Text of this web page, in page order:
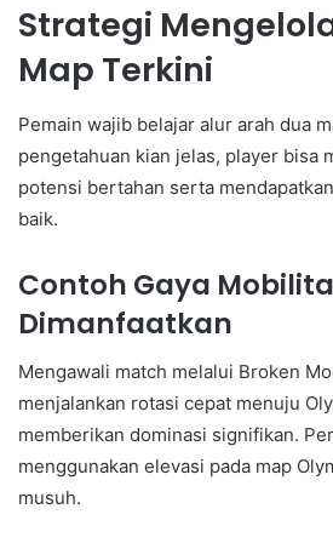
Strategi
Map Terkini
Pemain wajib belajar alur arah dua
pengetahuan kian jelas, player bisa
potensi bertahan serta
baik.
Contoh Gaya
Dimanfaatkan
Mengawali match melalui Broken
menjalankan rotasi cepat menuju
memberikan dominasi signifikan.
menggunakan elevasi pada map
musuh.